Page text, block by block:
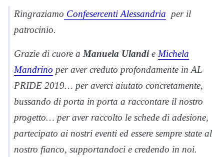
Ringraziamo Confesercenti Alessandria per il
patrocinio.
Grazie di cuore aManuela Ulandie Michela
Mandrino per aver creduto profondamente in AL
PRIDE 2019… per averci aiutato concretamente,
bussando di porta in porta a raccontare il nostro
progetto… per aver raccolto le schede di adesione,
partecipato ai nostri eventi ed essere sempre state al
nostro fianco, supportandoci e credendo in noi.